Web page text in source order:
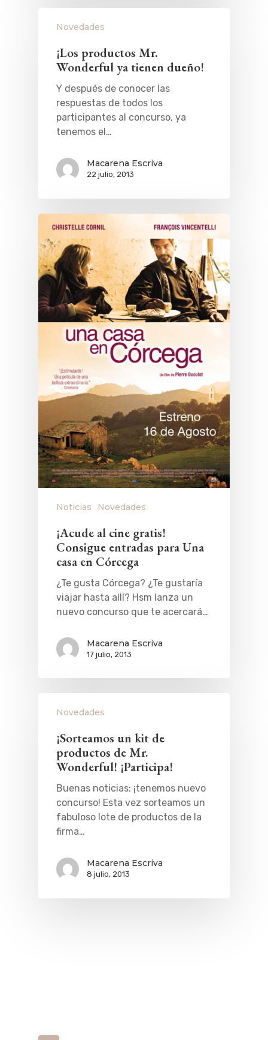
Novedades
¡Los productos Mr.
Wonderful ya tienen dueño!
Y después de conocer las
respuestas de todos los
participantes al concurso, ya
tenemos el…
Macarena Escriva
22 julio, 2013
Noticias Novedades
¡Acude al cine gratis!
Consigue entradas para Una
casa en Córcega
¿Te gusta Córcega? ¿Te gustaría
viajar hasta allí? Hsm lanza un
nuevo concurso que te acercará…
Macarena Escriva
17 julio, 2013
Novedades
¡Sorteamos un kit de
productos de Mr.
Wonderful! ¡Participa!
Buenas noticias: ¡tenemos nuevo
concurso! Esta vez sorteamos un
fabuloso lote de productos de la
firma…
Macarena Escriva
8 julio, 2013
Museos Y
Cine
Restaurantes
Gourmet
CONTACTO